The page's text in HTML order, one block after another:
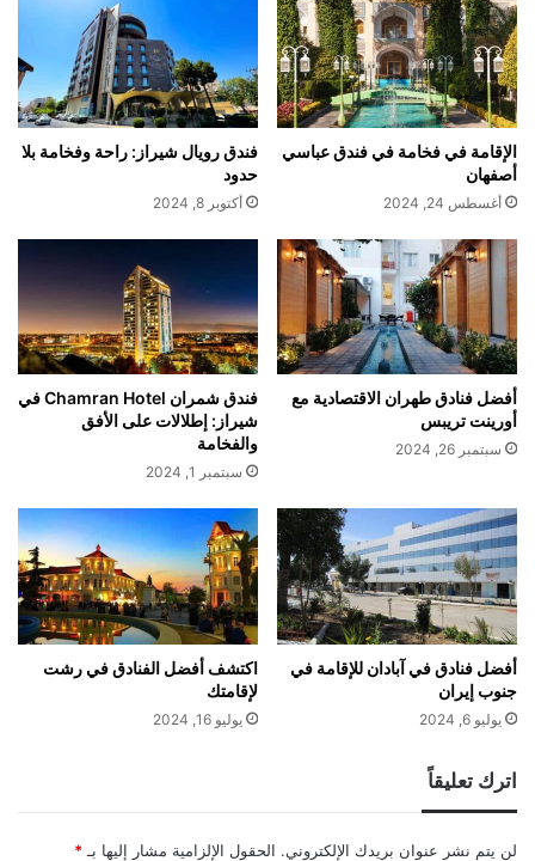
الإقامة في فخامة في فندق عباسي
أصفهان
أغسطس 24, 2024
فندق رويال شيراز: راحة وفخامة بلا
حدود
أكتوبر 8, 2024
أفضل فنادق طهران الاقتصادية مع
أورينت تريبس
سبتمبر 26, 2024
فندق شمران Chamran Hotel في
شيراز: إطلالات على الأفق
والفخامة
سبتمبر 1, 2024
أفضل فنادق في آبادان للإقامة في
جنوب إيران
يوليو 6, 2024
اكتشف أفضل الفنادق في رشت
لإقامتك
يوليو 16, 2024
اترك تعليقاً
لن يتم نشر عنوان بريدك الإلكتروني. الحقول الإلزامية مشار إليها بـ *